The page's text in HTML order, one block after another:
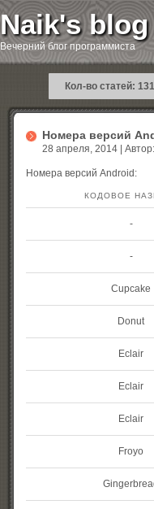
Naik's blog
Вечерний блог программиста
Кол-во статей: 131
Номера версий
28 апреля, 2014 | Автор:
Номера версий Android:
КОДОВОЕ
-
-
Cupcake
Donut
Eclair
Eclair
Eclair
Froyo